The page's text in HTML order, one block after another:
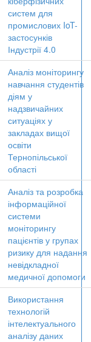
систем для
промислових IoT-
застосунків
Індустрії 4.0
Аналіз моніторингу
навчання студентів
діям у
надзвичайних
ситуаціях у
закладах вищої
освіти
Тернопільської
області
Аналіз та розробка
інформаційної
системи
моніторингу
пацієнтів у групах
ризику для надання
невідкладної
медичної допомоги
Використання
технологій
інтелектуального
аналізу даних